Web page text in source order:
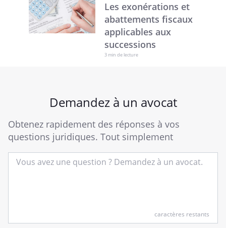
Les exonérations et
abattements fiscaux
applicables aux
successions
3 min de lecture
Demandez à un avocat
Obtenez rapidement des réponses à vos
questions juridiques. Tout simplement
votre
caractères restants